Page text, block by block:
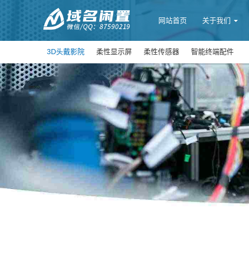
网站首页 关于我们
3D头戴影院 柔性显示屏 柔性传感器 智能终端配件